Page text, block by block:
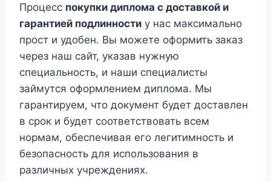
Процесс покупки диплома с доставкой и
гарантией подлинности у нас максимально
прост и удобен. Вы можете оформить заказ
через наш сайт, указав нужную
специальность, и наши специалисты
займутся оформлением диплома. Мы
гарантируем, что документ будет доставлен
в срок и будет соответствовать всем
нормам, обеспечивая его легитимность и
безопасность для использования в
различных учреждениях.